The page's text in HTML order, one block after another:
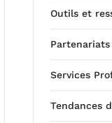
Outils et
Partenariats
Services
Tendances